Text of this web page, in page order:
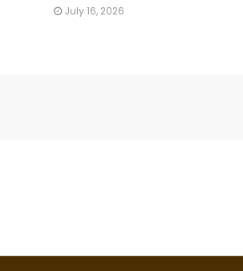
July 16, 2026